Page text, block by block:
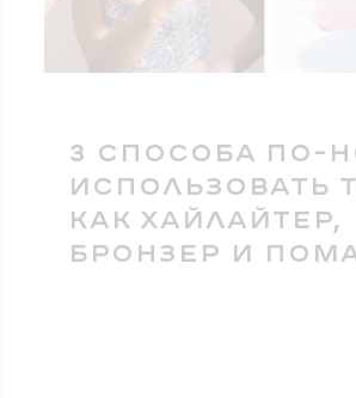
3 СПОСОБА ПО-
ИСПОЛЬЗОВАТЬ
КАК ХАЙЛАЙТЕР,
БРОНЗЕР И